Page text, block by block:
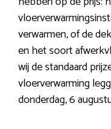
verwarmen, of de
en het soort
wij de standaard
vloerverwarming
donderdag, 6